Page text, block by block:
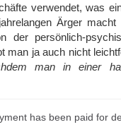
verwendet, was
jahrelangen Ärger
der persönlich-
man ja auch nicht
man in einer
has been paid for